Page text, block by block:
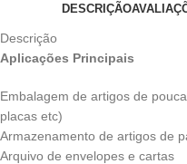
DESCRIÇÃO
Descrição
Aplicações Principais
Embalagem de artigos de
placas etc)
Armazenamento de artigos de
Arquivo de envelopes e cartas